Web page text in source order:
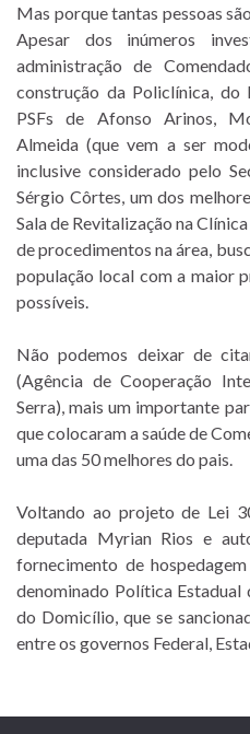
Mas porque tantas pessoas
Apesar dos inúmeros
administração de
construção da Policlínica, do
PSFs de Afonso Arinos,
Almeida (que vem a ser
inclusive considerado pelo
Sérgio Côrtes, um dos
Sala de Revitalização na
de procedimentos na área,
população local com a maior
possíveis.
Não podemos deixar de
(Agência de Cooperação
Serra), mais um importante
que colocaram a saúde de
uma das 50 melhores do pais.
Voltando ao projeto de Lei
deputada Myrian Rios e
fornecimento de
denominado Política
do Domicílio, que se
entre os governos Federal,